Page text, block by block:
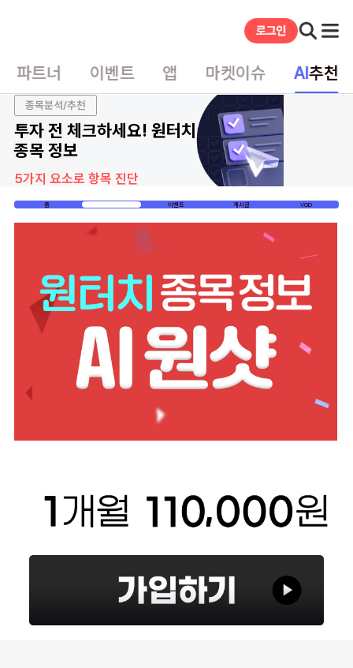
파트너 이벤트 앱 마켓이슈 AI추천
종목분석/추천
투자 전 체크하세요! 원터치
종목 정보
5가지 요소로 항목 진단
홈 이벤트 게시글 VOD